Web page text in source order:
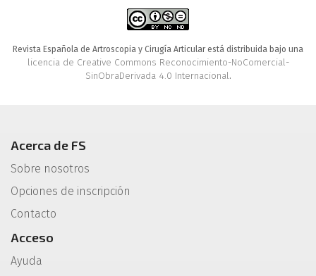
Revista Española de Artroscopia y Cirugía Articular está distribuida bajo una
licencia de Creative Commons Reconocimiento-NoComercial-
SinObraDerivada 4.0 Internacional.
Acerca de FS
Sobre nosotros
Opciones de inscripción
Contacto
Acceso
Ayuda